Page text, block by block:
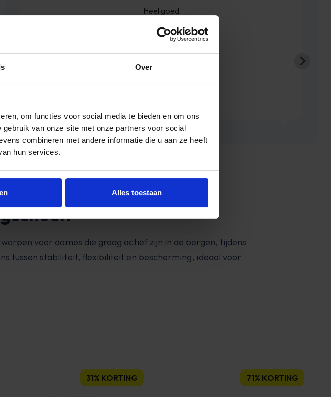
Over
om functies voor social media te bieden en om ons
van onze site met onze partners voor social
combineren met andere informatie die u aan ze heeft
hun services.
Alles toestaan
Heel goed
voor dames die graag actief zijn in de bergen, tijdens
tussen stabiliteit, flexibiliteit en bescherming, ideaal voor
31% KORTING 71% KORTING